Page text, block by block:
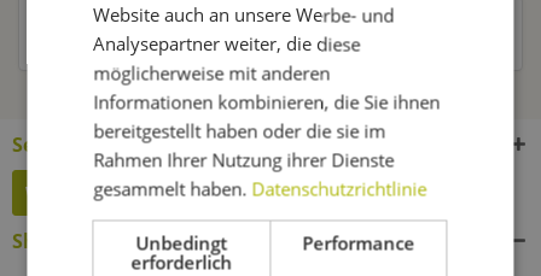
Kunden haben sich ebenfalls angesehen
Service Hotline
Widerruf erklären
Shop Service
Website auch an unsere Werbe- und
Analysepartner weiter, die diese
möglicherweise mit anderen
Informationen kombinieren, die Sie ihnen
bereitgestellt haben oder die sie im
Rahmen Ihrer Nutzung ihrer Dienste
gesammelt haben. Datenschutzrichtlinie
Unbedingt
erforderlich
Performance